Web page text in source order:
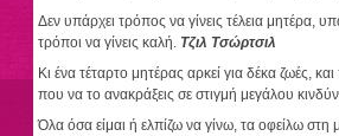
Δεν υπάρχει τρόπος να γίνεις τέλεια μητέρα,
τρόποι να γίνεις καλή. Τζιλ Τσώρτσιλ
Κι ένα τέταρτο μητέρας αρκεί για δέκα ζωές,
που να το ανακράξεις σε στιγμή μεγάλου
Όλα όσα είμαι ή ελπίζω να γίνω, τα οφείλω